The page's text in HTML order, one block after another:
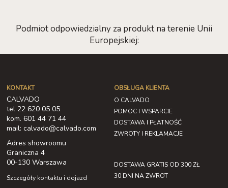
Podmiot odpowiedzialny za produkt na terenie Unii
Europejskiej:
KONTAKT
CALVADO
tel 22 620 05 05
kom. 601 44 71 44
mail: calvado@calvado.com
Adres showroomu
Graniczna 4
00-130 Warszawa
Szczegóły kontaktu i dojazd
OBSŁUGA KLIENTA
O CALVADO
POMOC I WSPARCIE
DOSTAWA I PŁATNOŚĆ
ZWROTY I REKLAMACJE
DOSTAWA GRATIS OD 300 ZŁ
30 DNI NA ZWROT